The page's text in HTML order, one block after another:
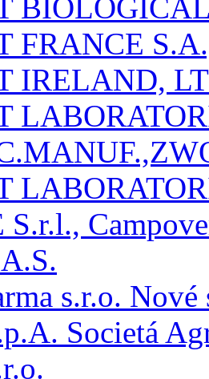
FRANCE
IRELAND,
s.r.o.
Societá